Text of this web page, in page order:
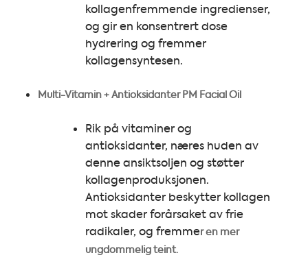
kollagenfremmende ingredienser,
og gir en konsentrert dose
hydrering og fremmer
kollagensyntesen.
Multi-Vitamin + Antioksidanter PM Facial Oil
Rik på vitaminer og
antioksidanter, næres huden av
denne ansiktsoljen og støtter
kollagenproduksjonen.
Antioksidanter beskytter kollagen
mot skader forårsaket av frie
radikaler, og fremmer en mer
ungdommelig teint.